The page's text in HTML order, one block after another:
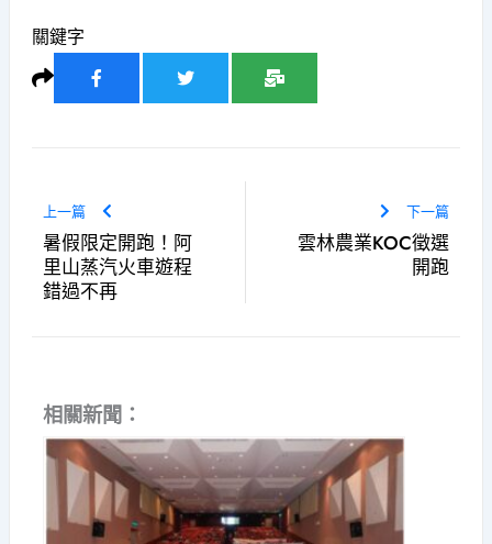
關鍵字
上一篇
暑假限定開跑！阿
里山蒸汽火車遊程
錯過不再
下一篇
雲林農業KOC徵選
開跑
相關新聞：